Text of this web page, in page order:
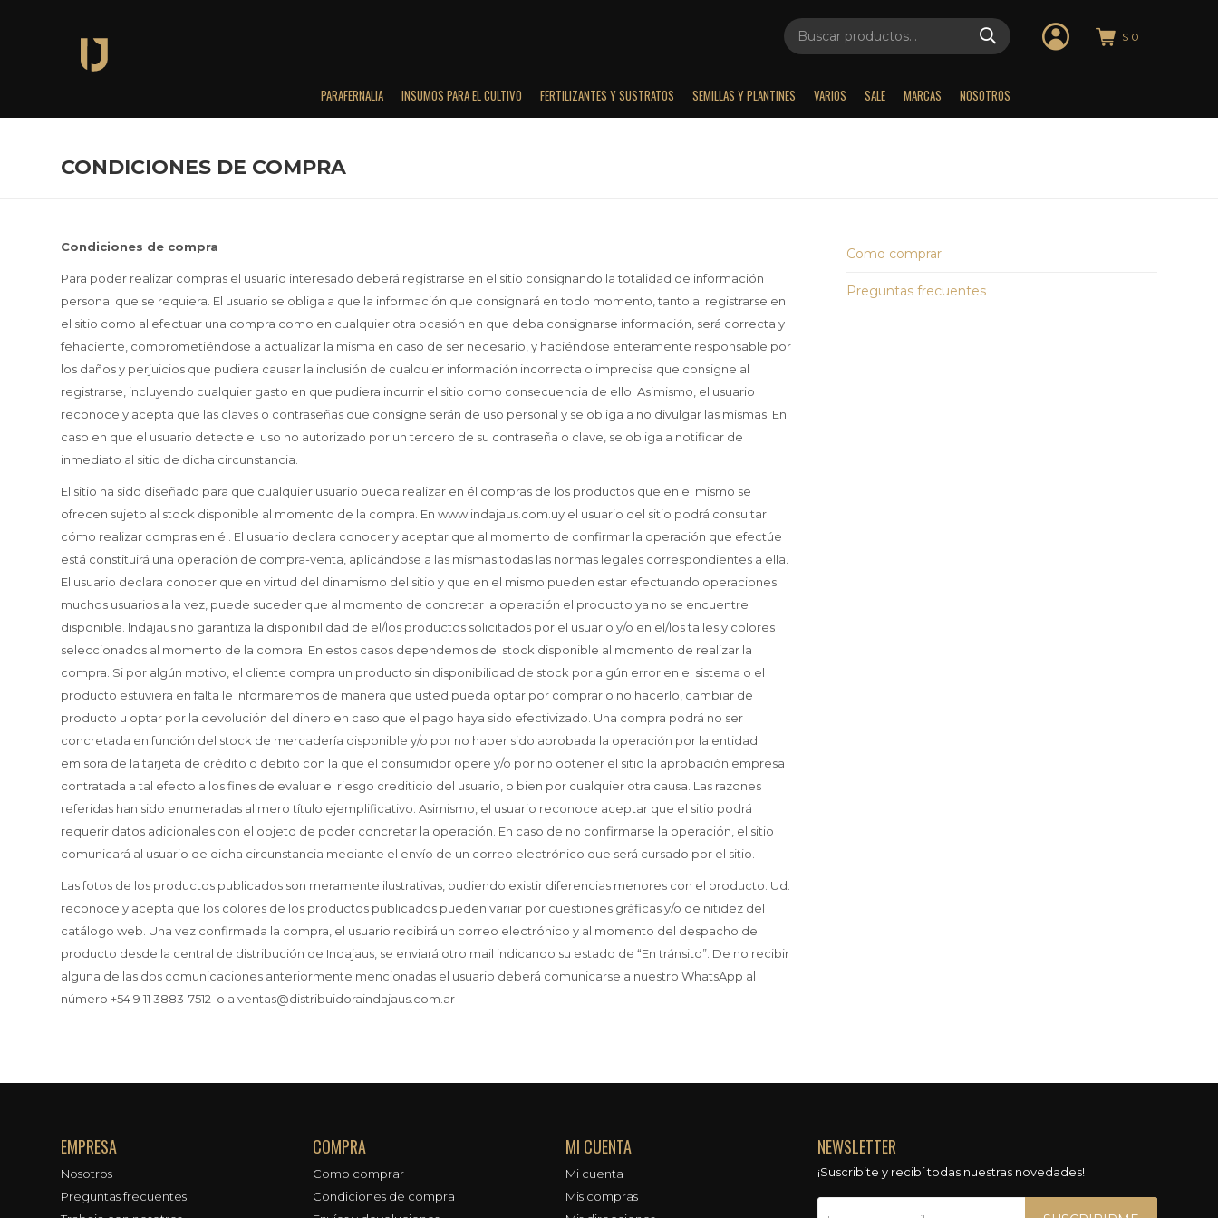
PARAFERNALIA INSUMOS PARA EL CULTIVO FERTILIZANTES Y SUSTRATOS SEMILLAS Y PLANTINES VARIOS SALE MARCAS NOSOTROS
$ 0
CONDICIONES DE COMPRA
Condiciones de compra
Para poder realizar compras el usuario interesado deberá registrarse en el sitio consignando la totalidad de información
personal que se requiera. El usuario se obliga a que la información que consignará en todo momento, tanto al registrarse en
el sitio como al efectuar una compra como en cualquier otra ocasión en que deba consignarse información, será correcta y
fehaciente, comprometiéndose a actualizar la misma en caso de ser necesario, y haciéndose enteramente responsable por
los daños y perjuicios que pudiera causar la inclusión de cualquier información incorrecta o imprecisa que consigne al
registrarse, incluyendo cualquier gasto en que pudiera incurrir el sitio como consecuencia de ello. Asimismo, el usuario
reconoce y acepta que las claves o contraseñas que consigne serán de uso personal y se obliga a no divulgar las mismas. En
caso en que el usuario detecte el uso no autorizado por un tercero de su contraseña o clave, se obliga a notificar de
inmediato al sitio de dicha circunstancia.
El sitio ha sido diseñado para que cualquier usuario pueda realizar en él compras de los productos que en el mismo se
ofrecen sujeto al stock disponible al momento de la compra. En www.indajaus.com.uy el usuario del sitio podrá consultar
cómo realizar compras en él. El usuario declara conocer y aceptar que al momento de confirmar la operación que efectúe
está constituirá una operación de compra-venta, aplicándose a las mismas todas las normas legales correspondientes a ella.
El usuario declara conocer que en virtud del dinamismo del sitio y que en el mismo pueden estar efectuando operaciones
muchos usuarios a la vez, puede suceder que al momento de concretar la operación el producto ya no se encuentre
disponible. Indajaus no garantiza la disponibilidad de el/los productos solicitados por el usuario y/o en el/los talles y colores
seleccionados al momento de la compra. En estos casos dependemos del stock disponible al momento de realizar la
compra. Si por algún motivo, el cliente compra un producto sin disponibilidad de stock por algún error en el sistema o el
producto estuviera en falta le informaremos de manera que usted pueda optar por comprar o no hacerlo, cambiar de
producto u optar por la devolución del dinero en caso que el pago haya sido efectivizado. Una compra podrá no ser
concretada en función del stock de mercadería disponible y/o por no haber sido aprobada la operación por la entidad
emisora de la tarjeta de crédito o debito con la que el consumidor opere y/o por no obtener el sitio la aprobación empresa
contratada a tal efecto a los fines de evaluar el riesgo crediticio del usuario, o bien por cualquier otra causa. Las razones
referidas han sido enumeradas al mero título ejemplificativo. Asimismo, el usuario reconoce aceptar que el sitio podrá
requerir datos adicionales con el objeto de poder concretar la operación. En caso de no confirmarse la operación, el sitio
comunicará al usuario de dicha circunstancia mediante el envío de un correo electrónico que será cursado por el sitio.
Las fotos de los productos publicados son meramente ilustrativas, pudiendo existir diferencias menores con el producto. Ud.
reconoce y acepta que los colores de los productos publicados pueden variar por cuestiones gráficas y/o de nitidez del
catálogo web. Una vez confirmada la compra, el usuario recibirá un correo electrónico y al momento del despacho del
producto desde la central de distribución de Indajaus, se enviará otro mail indicando su estado de “En tránsito”. De no recibir
alguna de las dos comunicaciones anteriormente mencionadas el usuario deberá comunicarse a nuestro WhatsApp al
número +54 9 11 3883-7512 o a ventas@distribuidoraindajaus.com.ar
Como comprar
Preguntas frecuentes
EMPRESA
Nosotros
Preguntas frecuentes
COMPRA
Como comprar
Condiciones de compra
MI CUENTA
Mi cuenta
Mis compras
NEWSLETTER
¡Suscribite y recibí todas nuestras novedades!